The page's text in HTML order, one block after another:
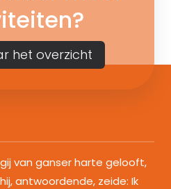
het overzicht
gij van ganser harte gelooft,
antwoordende, zeide: Ik